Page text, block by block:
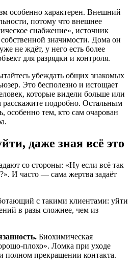
особенно характерен. Внешний
потому что внешнее
снабжение», источник
значимости. Дома он
не ждёт, у него есть более
для разрядки и контроля.
убеждать общих знакомых
Это бесполезно и истощает
которые видели больше или
подробно. Остальным
особенно тем, кто сам очарован
даже зная всё это
со стороны: «Ну если всё так
И часто — сама жертва задаёт
с такими клиентами: уйти
в разы сложнее, чем из
Биохимическая
плохо». Ломка при уходе
полном прекращении контакта.